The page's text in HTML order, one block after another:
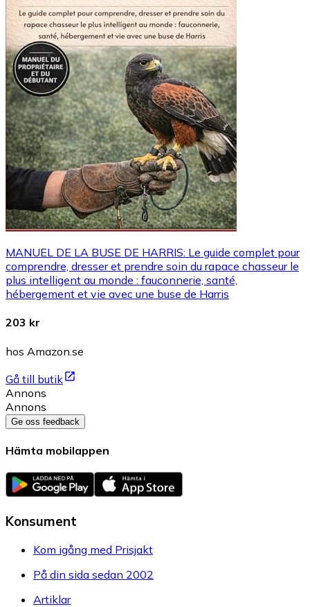
MANUEL DE LA BUSE DE HARRIS: Le guide complet pour
comprendre, dresser et prendre soin du rapace chasseur le
plus intelligent au monde : fauconnerie, santé,
hébergement et vie avec une buse de Harris
203 kr
hos Amazon.se
Gå till butik
Annons
Annons
Ge oss feedback
Hämta mobilappen
Konsument
Kom igång med Prisjakt
På din sida sedan 2002
Artiklar